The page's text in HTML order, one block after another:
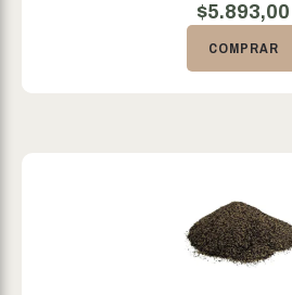
$5.893,00
COMPRAR